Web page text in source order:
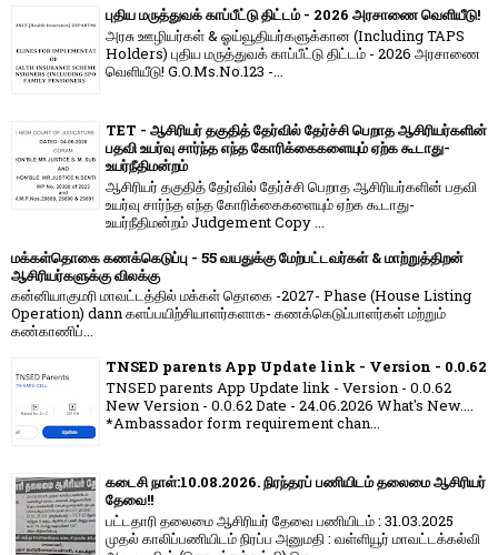
புதிய மருத்துவக் காப்பீட்டு திட்டம் - 2026 அரசாணை வெளியீடு!
அரசு ஊழியர்கள் & ஓய்வூதியர்களுக்கான (Including TAPS
Holders) புதிய மருத்துவக் காப்பீட்டு திட்டம் - 2026 அரசாணை
வெளியீடு! G.O.Ms.No.123 -...
TET - ஆசிரியர் தகுதித் தேர்வில் தேர்ச்சி பெறாத ஆசிரியர்களின்
பதவி உயர்வு சார்ந்த எந்த கோரிக்கைகளையும் ஏற்க கூடாது-
உயர்நீதிமன்றம்
ஆசிரியர் தகுதித் தேர்வில் தேர்ச்சி பெறாத ஆசிரியர்களின் பதவி
உயர்வு சார்ந்த எந்த கோரிக்கைகளையும் ஏற்க கூடாது-
உயர்நீதிமன்றம் Judgement Copy ...
மக்கள்தொகை கணக்கெடுப்பு - 55 வயதுக்கு மேற்பட்டவர்கள் & மாற்றுத்திறன்
ஆசிரியர்களுக்கு விலக்கு
கன்னியாகுமரி மாவட்டத்தில் மக்கள் தொகை -2027- Phase (House Listing
Operation) dann களப்பயிற்சியாளர்களாக- கணக்கெடுப்பாளர்கள் மற்றும்
கண்காணிப்...
TNSED parents App Update link - Version - 0.0.62
TNSED parents App Update link - Version - 0.0.62
New Version - 0.0.62 Date - 24.06.2026 What's New....
*Ambassador form requirement chan...
கடைசி நாள்:10.08.2026. நிரந்தரப் பணியிடம் தலைமை ஆசிரியர்
தேவை!!
பட்டதாரி தலைமை ஆசிரியர் தேவை பணியிடம் : 31.03.2025
முதல் காலிப்பணியிடம் நிரப்ப அனுமதி : வள்ளியூர் மாவட்டக்கல்வி